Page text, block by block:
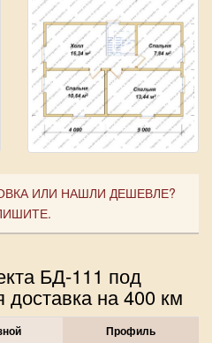
ИЛИ НАШЛИ ДЕШЕВЛЕ?
БД-111 под
доставка на 400 км
Профиль